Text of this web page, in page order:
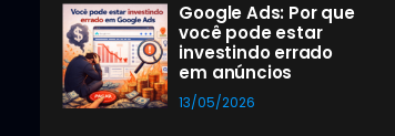
Google Ads: Por que
você pode estar
investindo errado
em anúncios
13/05/2026